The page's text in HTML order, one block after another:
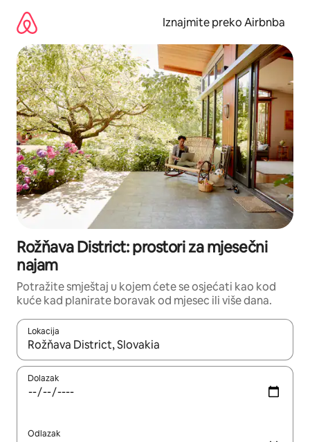
sadržaj
Iznajmite preko Airbnba
Rožňava District: prostori za mjesečni
najam
Potražite smještaj u kojem ćete se osjećati kao kod
kuće kad planirate boravak od mjesec ili više dana.
Lokacija
Kada budu dostupni rezultati, moći ćete ih pregledati
Dolazak
Odlazak